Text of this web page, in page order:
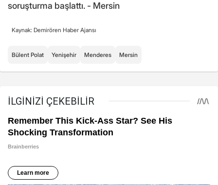
soruşturma başlattı. - Mersin
Kaynak: Demirören Haber Ajansı
Bülent Polat Yenişehir Menderes Mersin